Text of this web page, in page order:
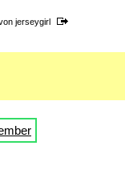
jerseygirl